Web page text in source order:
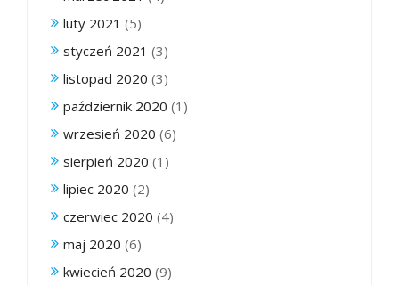
luty 2021 (5)
styczeń 2021 (3)
listopad 2020 (3)
październik 2020 (1)
wrzesień 2020 (6)
sierpień 2020 (1)
lipiec 2020 (2)
czerwiec 2020 (4)
maj 2020 (6)
kwiecień 2020 (9)